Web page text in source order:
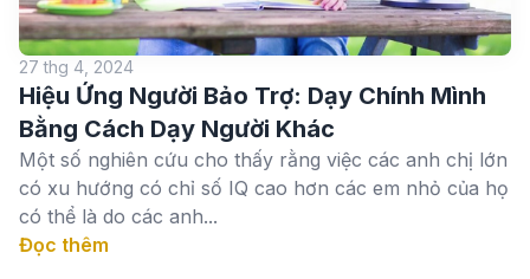
27 thg 4, 2024
Hiệu Ứng Người Bảo Trợ: Dạy Chính Mình
Bằng Cách Dạy Người Khác
Một số nghiên cứu cho thấy rằng việc các anh chị lớn
có xu hướng có chỉ số IQ cao hơn các em nhỏ của họ
có thể là do các anh...
Đọc thêm